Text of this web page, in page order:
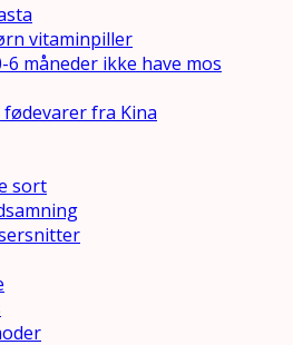
vitaminpiller
måneder ikke have mos
fra Kina
sort